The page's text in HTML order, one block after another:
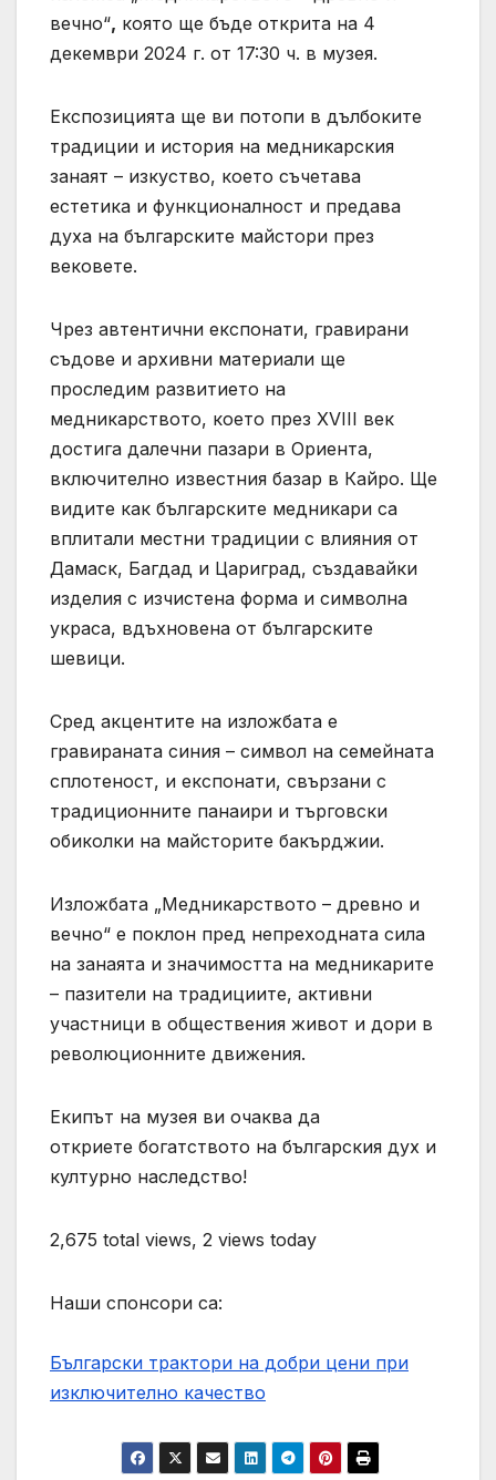
вечно“, която ще бъде открита на 4
декември 2024 г. от 17:30 ч. в музея.
Експозицията ще ви потопи в дълбоките
традиции и история на медникарския
занаят – изкуство, което съчетава
естетика и функционалност и предава
духа на българските майстори през
вековете.
Чрез автентични експонати, гравирани
съдове и архивни материали ще
проследим развитието на
медникарството, което през XVIII век
достига далечни пазари в Ориента,
включително известния базар в Кайро. Ще
видите как българските медникари са
вплитали местни традиции с влияния от
Дамаск, Багдад и Цариград, създавайки
изделия с изчистена форма и символна
украса, вдъхновена от българските
шевици.
Сред акцентите на изложбата е
гравираната синия – символ на семейната
сплотеност, и експонати, свързани с
традиционните панаири и търговски
обиколки на майсторите бакърджии.
Изложбата „Медникарството – древно и
вечно“ е поклон пред непреходната сила
на занаята и значимостта на медникарите
– пазители на традициите, активни
участници в обществения живот и дори в
революционните движения.
Екипът на музея ви очаква да
откриете богатството на българския дух и
културно наследство!
2,675 total views, 2 views today
Наши спонсори са:
Български трактори на добри цени при
изключително качество